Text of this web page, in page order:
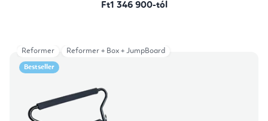
Ft1 346 900-tól
Bestseller
Reformer Reformer + Box + JumpBoard